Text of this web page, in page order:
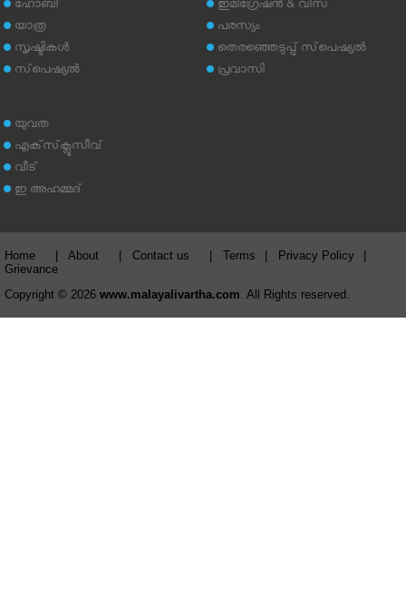
ഹോബി
യാത്ര
സൃഷ്ടികള്‍
സ്‌പെഷ്യല്‍
ഇമിഗ്രേഷന്‍ & വിസ
പരസ്യം
തെരഞ്ഞെടുപ്പ് സ്‌പെഷ്യല്‍
പ്രവാസി
യുവത
എക്‌സ്‌ക്ലൂസീവ്
വീട്
ഇ അഹമ്മദ്‌
Home About Contact us Terms Privacy Policy
Grievance
Copyright © 2026 www.malayalivartha.com . All Rights reserved.